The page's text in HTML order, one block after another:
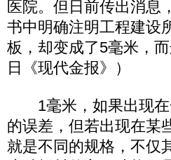
医院。但日前传出消息
书中明确注明工程建设
板，却变成了5毫米，
日《现代金报》）
1毫米，如果出现在
的误差，但若出现在某
就是不同的规格，不仅